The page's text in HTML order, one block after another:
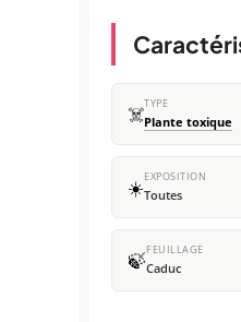
☠️TYPE
Plante toxique
☀️EXPOSITION
Toutes
🍃FEUILLAGE
Caduc